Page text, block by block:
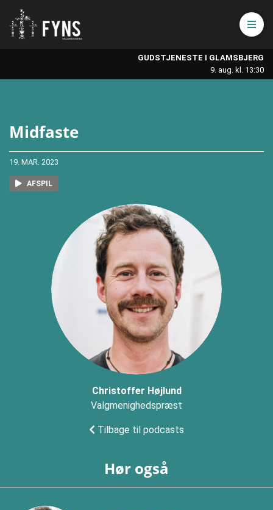
GUDSTJENESTE I GLAMSBJERG
9. aug. kl. 13:30
Åbn
Christoffer Højlund
Valgmenighedspræst
Tilbage til podcasts
Midfaste
19. MAR. 2023
AFSPIL
Hør også